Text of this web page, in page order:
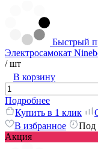
Быстрый
Электросамокат
/ шт
В корзину
Подробнее
Купить в 1 клик
В избранное
Под
Акция